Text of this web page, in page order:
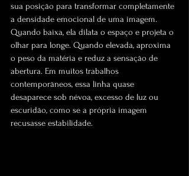
sua posição para transformar completamente
a densidade emocional de uma imagem.
Quando baixa, ela dilata o espaço e projeta o
olhar para longe. Quando elevada, aproxima
o peso da matéria e reduz a sensação de
abertura. Em muitos trabalhos
contemporâneos, essa linha quase
desaparece sob névoa, excesso de luz ou
escuridão, como se a própria imagem
recusasse estabilidade.